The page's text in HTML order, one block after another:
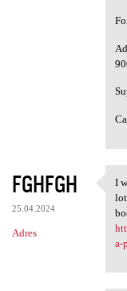
FGHFGH
25.04.2024
Adres
I
I
a-